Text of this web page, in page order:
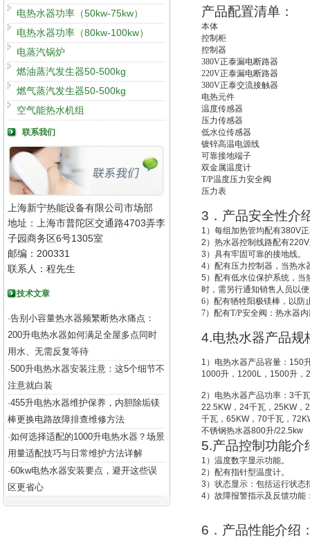
电热水器功率（50kw-75kw）
电热水器功率（80kw-100kw）
电蒸汽锅炉
燃油蒸汽发生器50-500kg
燃气蒸汽发生器50-500kg
空气能热水机组
联系我们
上海新宁热能设备有限公司市场部
地址：上海市普陀区交通路4703弄李
子园商务区6号1305室
邮编：200331
联系人：程先生
技术文章
·告别小容量热水器频繁断热水痛点：
200升电热水器如何满足全屋多点同时
用水、无需反复等待
·500升电热水器安装注意：这5个细节不
注意就白装
·455升电热水器维护保养，内胆除垢镁
棒更换电路故障排查维修方法
·如何选择适配的1000升电热水器？场景
用量适配技巧与日常维护方法详解
·60kw电热水器安装要点，避开这些误
区更省心
产品配置清单：
本体
控制柜
控制器
380V正泰漏电断路器
220V正泰漏电断路器
380V正泰交流接触器
电热元件
温度传感器
压力传感器
低水位传感器
镀锌高温电源线
可靠接地端子
双金属温度计
T/P温度压力安全阀
压力表
3 ．产品安全性介
1 ）每组加热管均配有380V
2 ）热水器控制线路配有220V
3 ）具有牢固可靠的接地线。
4）配有压力控制器，当热水
5 ）配有低水位保护系统， 当
时，需另行通知销售人员以
6）配有牺牲阳极镁棒，以防
7）配有T/P安全阀：热水器
4.电热水器产品规
1 ）电热水器产品容量： 150
1000升 ， 1200L ， 1500升 ，
2 ）电热水器产品功率： 3千
22.5KW， 24千瓦， 25KW，
千瓦， 65KW， 70千瓦，
不锈钢热水器800升/22.5kw
5.产品控制功能介
1 ）温度数字显示功能。
2 ）配有指针型温度计。
3 ）状态显示：包括运行状
4）故障报警指示及反馈功
6 ．产品性能介绍